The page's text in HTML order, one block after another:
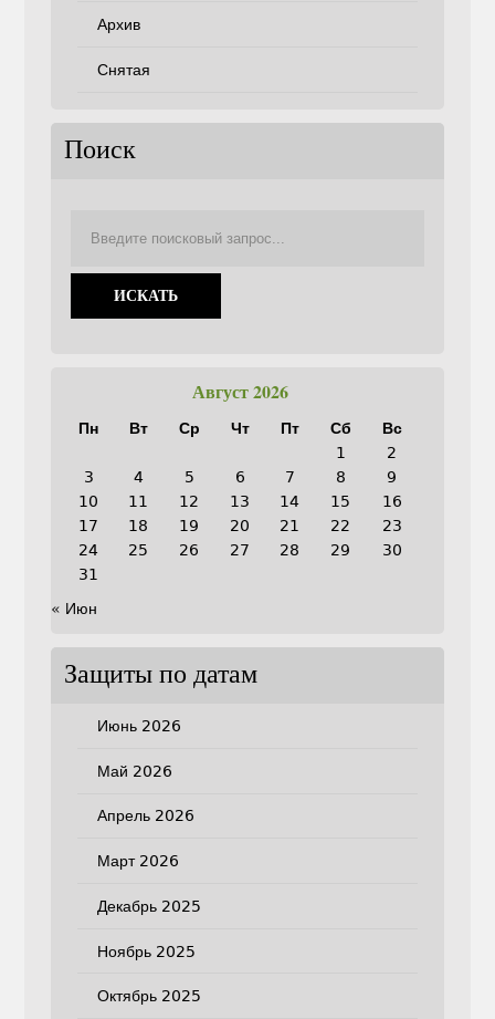
Архив
Снятая
Поиск
Август 2026
Пн Вт Ср Чт Пт Сб
Вс
1
2
3
4 5 6 7 8
9
10
11 12 13 14 15
16
17
18 19 20 21 22
23
24
25 26 27 28 29
30
31
« Июн
Защиты по датам
Июнь 2026
Май 2026
Апрель 2026
Март 2026
Декабрь 2025
Ноябрь 2025
Октябрь 2025